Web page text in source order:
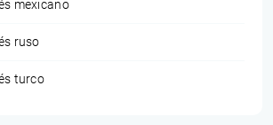
mexicano
ruso
turco